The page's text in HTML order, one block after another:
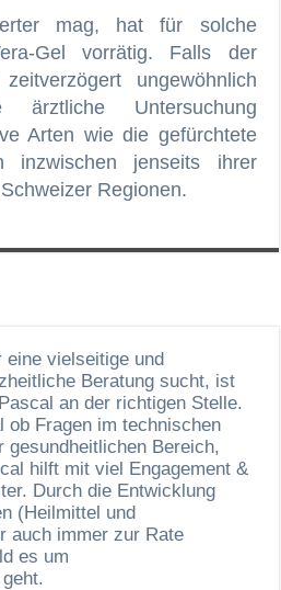
mag, hat für solche
Gel vorrätig. Falls der
ungewöhnlich
Untersuchung
Arten wie die gefürchtete
inzwischen jenseits ihrer
Regionen.
eine vielseitige und
Beratung sucht, ist
an der richtigen Stelle.
ob Fragen im technischen
gesundheitlichen Bereich,
hilft mit viel Engagement &
Durch die Entwicklung
(Heilmittel und
auch immer zur Rate
es um